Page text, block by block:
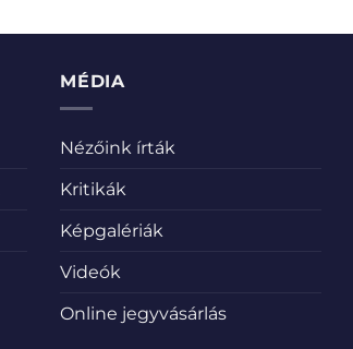
MÉDIA
Nézőink írták
Kritikák
Képgalériák
Videók
Online jegyvásárlás